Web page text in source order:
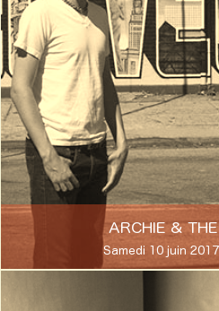
ARCHIE &
Samedi 10 juin